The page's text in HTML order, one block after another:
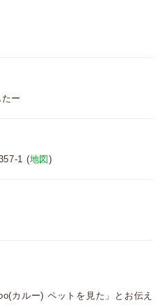
ー
1 (地図 )
カルー) ペットを見た」とお伝え